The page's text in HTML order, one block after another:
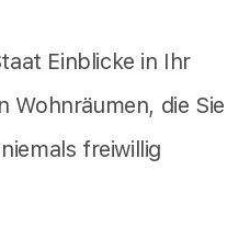
Einblicke in Ihr
Wohnräumen, die Sie
freiwillig